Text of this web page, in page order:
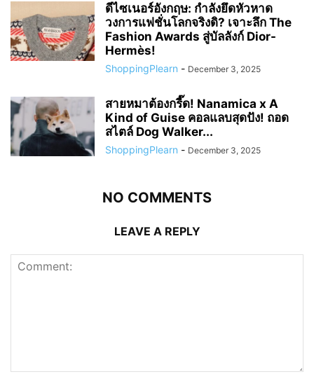
ดีไซเนอร์อังกฤษ: กำลังยึดหัวหาด
วงการแฟชั่นโลกจริงดิ? เจาะลึก The
Fashion Awards สู่บัลลังก์ Dior-
Hermès!
ShoppingPlearn - December 3, 2025
สายหมาต้องกรี๊ด! Nanamica x A
Kind of Guise คอลแลบสุดปัง! ถอด
สไตล์ Dog Walker...
ShoppingPlearn - December 3, 2025
NO COMMENTS
LEAVE A REPLY